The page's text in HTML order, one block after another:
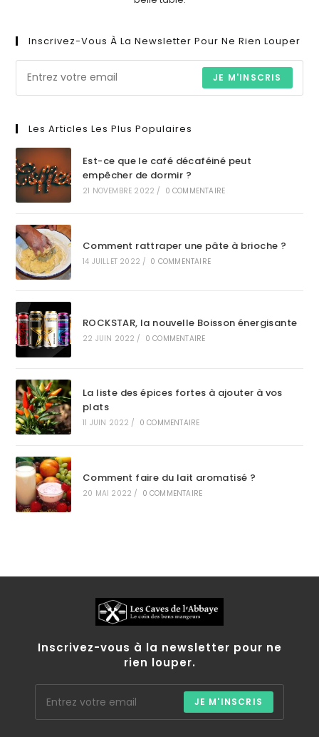
Inscrivez-Vous À La Newsletter Pour Ne Rien Louper
JE M'INSCRIS
Les Articles Les Plus Populaires
Est-ce que le café décaféiné peut
empêcher de dormir ?
21 NOVEMBRE 2022 / 0 COMMENTAIRE
Comment rattraper une pâte à brioche ?
14 JUILLET 2022 / 0 COMMENTAIRE
ROCKSTAR, la nouvelle Boisson énergisante
22 JUIN 2022 / 0 COMMENTAIRE
La liste des épices fortes à ajouter à vos
plats
11 JUIN 2022 / 0 COMMENTAIRE
Comment faire du lait aromatisé ?
20 MAI 2022 / 0 COMMENTAIRE
Inscrivez-vous à la newsletter pour ne
rien louper.
JE M'INSCRIS